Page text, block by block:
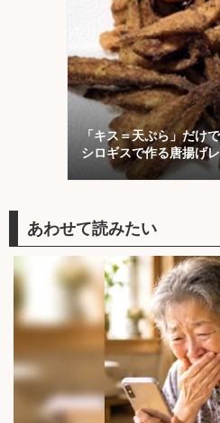
「キス＝天ぷら」だけ
シロギスで作る唐揚げ